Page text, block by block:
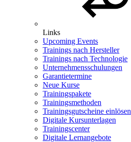
Links
Upcoming Events
Trainings nach Hersteller
Trainings nach Technologie
Unternehmensschulungen
Garantietermine
Neue Kurse
Trainingspakete
Trainingsmethoden
Trainingsgutscheine einlösen
Digitale Kursunterlagen
Trainingscenter
Digitale Lernangebote